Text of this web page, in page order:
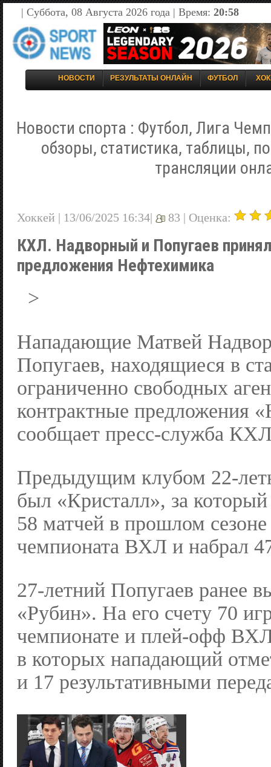
| Суббота, 08 Августа 2026 года | Время: 20:58
НОВОСТИ РЕЗУЛЬТАТЫ ОНЛАЙН ФУТБОЛ
Новости спорта : Футбол, Лига
обзоры, статистика, таблицы,
трансляции
Хоккей | 13/06/2025 16:34| 83 | Оценка:
КХЛ. Надворный и Попугаев
предложения Нефтехимика
>
Нападающие Матвей
Попугаев, находящиеся в
ограниченно свободных
контрактные предложения
сообщает пресс-служба
Предыдущим клубом 22-
был «Кристалл», за
58 матчей в прошлом сезоне
чемпионата ВХЛ и набрал
27-летний Попугаев ранее
«Рубин». На его счету 70
чемпионате и плей-офф
в которых нападающий
и 17 результативными